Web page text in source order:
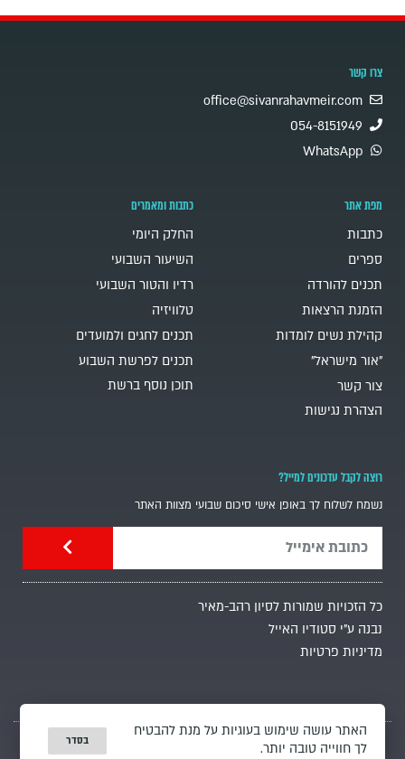
צרו קשר
office@sivanrahavmeir.com
054-8151949
WhatsApp
מפת אתר
כתבות
ספרים
תכנים להורדה
הזמנת הרצאות
קהילת נשים לומדות
"אור מישראל"
צור קשר
הצהרת נגישות
כתבות ומאמרים
החלק היומי
השיעור השבועי
רדיו והטור השבועי
טלוויזיה
תכנים לחגים ולמועדים
תכנים לפרשת השבוע
תוכן נוסף ברשת
רוצה לקבל עדכונים למייל?
נשמח לשלוח לך באופן אישי סיכום שבועי מצוות האתר
כל הזכויות שמורות לסיון רהב-מאיר
נבנה ע"י סטודיו האייל
מדיניות פרטיות
האתר עושה שימוש בעוגיות על מנת להבטיח
לך חווייה טובה יותר.
בסדר